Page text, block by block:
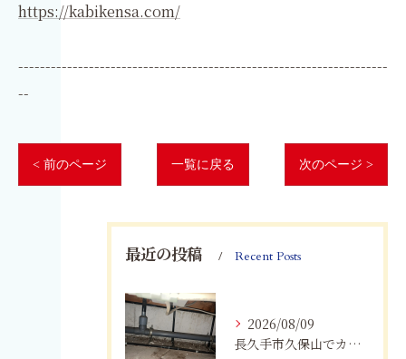
https://kabikensa.com/
--------------------------------------------------------------------
--
< 前のページ 一覧に戻る 次のページ >
最近の投稿 Recent Posts
2026/08/09
長久手市久保山でカビにお困りの方へ｜原因・対策・業者へ相談する目安を解説